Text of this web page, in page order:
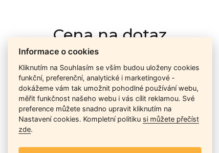
Cena na dotaz
Ceny závisí na množství kusů skladem, dostupnosti náhrad,
výkonnosti a atypičnosti daného modelu. Pokusíme se
nabídnout aktuálněnejlepší cenu, a Vy si vyberete, co je pro
Vás nejvýhodnější.
Informace o cookies
Kliknutím na Souhlasím se vším budou uloženy cookies
funkční, preferenční, analytické i marketingové -
dokážeme vám tak umožnit pohodlné používání webu,
měřit funkčnost našeho webu i vás cílit reklamou. Své
preference můžete snadno upravit kliknutím na
Nastavení cookies. Kompletní politiku si můžete přečíst
zde.